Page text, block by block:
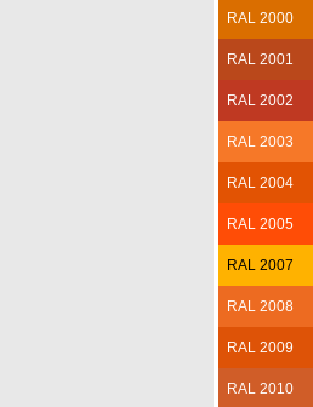
RAL 2000
RAL 2001
RAL 2002
RAL 2003
RAL 2004
RAL 2005
RAL 2007
RAL 2008
RAL 2009
RAL 2010